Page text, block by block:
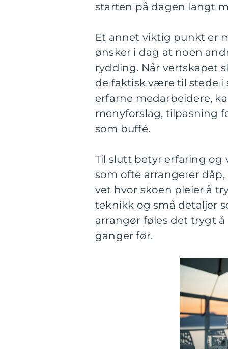
starten på dagen langt
Et annet viktig punkt er
ønsker i dag at noen
rydding. Når vertskapet
de faktisk være til stede i
erfarne medarbeidere,
menyforslag, tilpasning
som buffé.
Til slutt betyr erfaring og
som ofte arrangerer
vet hvor skoen pleier å
teknikk og små detaljer
arrangør føles det trygt
ganger før.